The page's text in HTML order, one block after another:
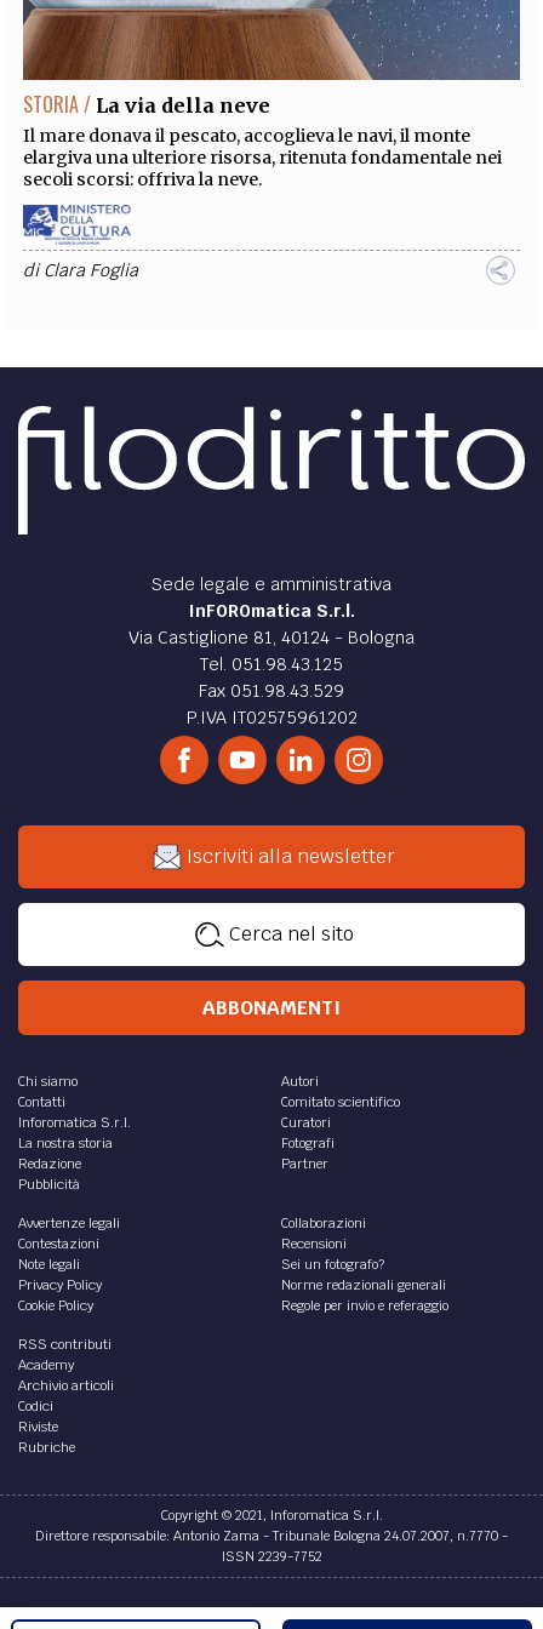
EXTRA
CODICI RUBRICHE LIBRI PROCEEDINGS PUBBLICITÀ CONTATTI
SOCIAL MEDIA
STORIA / La via della neve
Il mare donava il pescato, accoglieva le navi, il monte
elargiva una ulteriore risorsa, ritenuta fondamentale nei
secoli scorsi: offriva la neve.
diClara Foglia
Sede legale e amministrativa
InFOROmatica S.r.l.
Via Castiglione 81, 40124 - Bologna
Tel. 051.98.43.125
Fax 051.98.43.529
P.IVA IT02575961202
Iscriviti alla newsletter
Cerca nel sito
ABBONAMENTI
Chi siamo
Contatti
Inforomatica S.r.l.
La nostra storia
Redazione
Pubblicità
Autori
Comitato scientifico
Curatori
Fotografi
Partner
Avvertenze legali
Contestazioni
Note legali
Privacy Policy
Cookie Policy
Collaborazioni
Recensioni
Sei un fotografo?
Norme redazionali generali
Regole per invio e referaggio
RSS contributi
Academy
Archivio articoli
Codici
Riviste
Rubriche
Copyright © 2021, Inforomatica S.r.l.
Direttore responsabile: Antonio Zama - Tribunale Bologna 24.07.2007, n.7770 -
ISSN 2239-7752
Credits